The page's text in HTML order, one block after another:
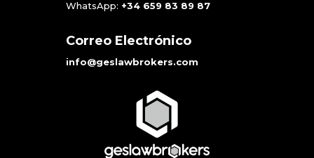
WhatsApp: +34 659 83 89 87
Correo Electrónico
info@geslawbrokers.com